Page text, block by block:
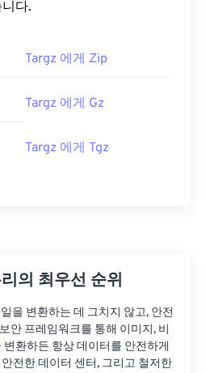
다.
Targz 에게 Zip
Targz 에게 Gz
Targz 에게 Tgz
의 최우선 순위
을 변환하는 데 그치지 않고, 안전
안 프레임워크를 통해 이미지, 비
환하든 항상 데이터를 안전하게
전한 데이터 센터, 그리고 철저한